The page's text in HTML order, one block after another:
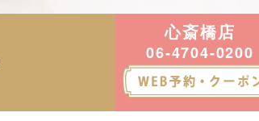
心斎橋店
06-4704-0200